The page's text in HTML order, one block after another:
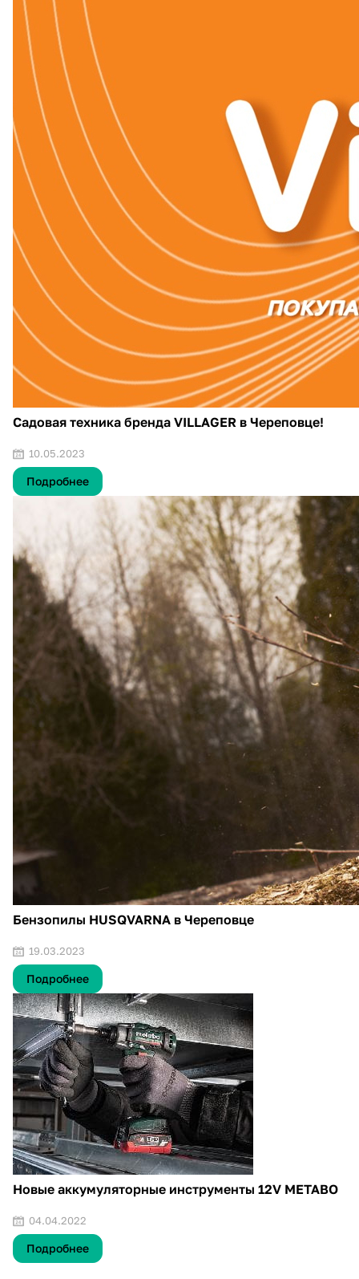
Садовая техника бренда VILLAGER в Череповце!
10.05.2023
Подробнее
Бензопилы HUSQVARNA в Череповце
19.03.2023
Подробнее
Новые аккумуляторные инструменты 12V METABO
04.04.2022
Подробнее